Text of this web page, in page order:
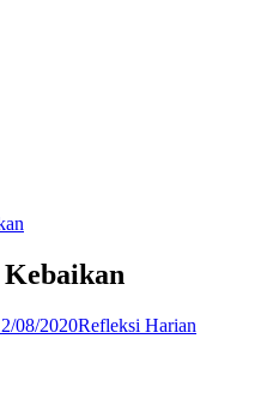
08/2020Refleksi Harian